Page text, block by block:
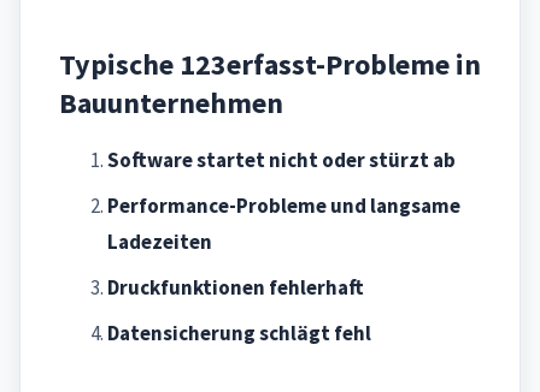
Typische 123erfasst-Probleme in
Bauunternehmen
Software startet nicht oder stürzt ab
Performance-Probleme und langsame
Ladezeiten
Druckfunktionen fehlerhaft
Datensicherung schlägt fehl